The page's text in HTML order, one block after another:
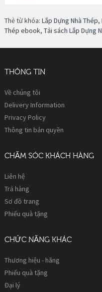
Thẻ từ khóa: Lắp Dựng Nhà Thép,
Thép ebook, Tải sách Lắp Dựng
THÔNG TIN
Về chúng tôi
Delivery Information
Privacy Policy
Thông tin bản quyền
CHĂM SÓC KHÁCH HÀNG
Liên hệ
Trả hàng
Sơ đồ trang
Phiếu quà tặng
CHỨC NĂNG KHÁC
Thương hiệu - hãng
Phiếu quà tặng
Đại lý